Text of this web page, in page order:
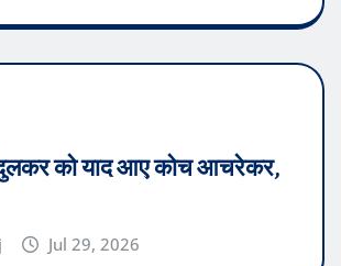
को याद आए कोच आचरेकर,
Jul 29, 2026